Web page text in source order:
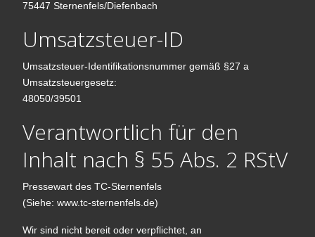
75447 Sternenfels/Diefenbach
Umsatzsteuer-ID
Umsatzsteuer-Identifikationsnummer gemäß §27 a
Umsatzsteuergesetz:
48050/39501
Verantwortlich für den
Inhalt nach § 55 Abs. 2 RStV
Pressewart des TC-Sternenfels
(Siehe: www.tc-sternenfels.de)
Wir sind nicht bereit oder verpflichtet, an